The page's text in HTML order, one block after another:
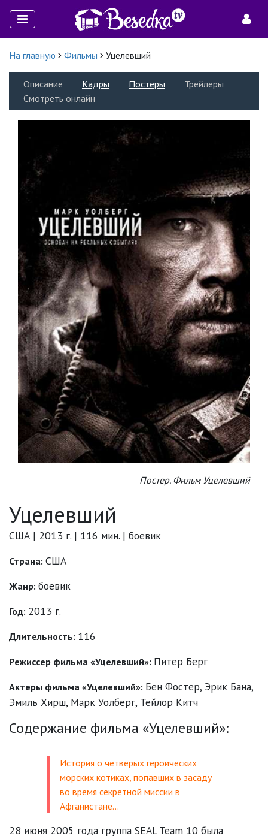
На главную Фильмы Уцелевший
Описание Кадры Постеры
Трейлеры
Смотреть онлайн
Постер. Фильм Уцелевший
Уцелевший
США | 2013 г. | 116 мин. | боевик
Страна: США
Жанр: боевик
Год: 2013 г.
Длительность: 116
Режиссер фильма «Уцелевший»: Питер Берг
Актеры фильма «Уцелевший»: Бен Фостер, Эрик Бана,
Эмиль Хирш, Марк Уолберг, Тейлор Китч
Содержание фильма «Уцелевший»:
История о четверых героических
морских котиках, попавших в засаду
во время секретной миссии в
Афганистане…
28 июня 2005 года группа SEAL Team 10 была